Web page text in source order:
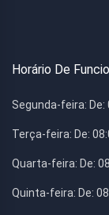
Horário De
Segunda-feira:
Terça-feira: De:
Quarta-feira: De:
Quinta-feira: De: